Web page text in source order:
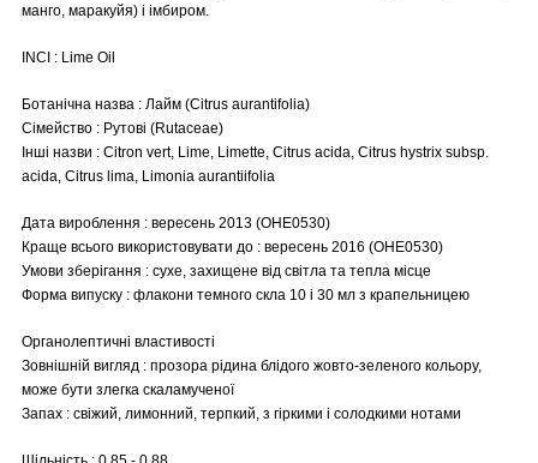
манго, маракуйя) і імбиром.
INCI : Lime Oil
Ботанічна назва : Лайм (Citrus aurantifolia)
Сімейство : Рутові (Rutaceae)
Інші назви : Citron vert, Lime, Limette, Citrus acida, Citrus hystrix subsp.
acida, Citrus lima, Limonia aurantiifolia
Дата вироблення : вересень 2013 (OHE0530)
Краще всього використовувати до : вересень 2016 (OHE0530)
Умови зберігання : сухе, захищене від світла та тепла місце
Форма випуску : флакони темного скла 10 і 30 мл з крапельницею
Органолептичні властивості
Зовнішній вигляд : прозора рідина блідого жовто-зеленого кольору,
може бути злегка скаламученої
Запах : свіжий, лимонний, терпкий, з гіркими і солодкими нотами